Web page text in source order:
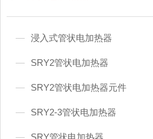
浸入式管状电加热器
SRY2管状电加热器
SRY2管状电加热器元件
SRY2-3管状电加热器
SRY管状电加热器